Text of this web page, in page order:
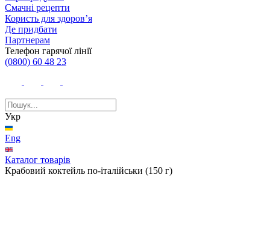
Смачні рецепти
Користь для здоров’я
Де придбати
Партнерам
Телефон гарячої лінії
(0800) 60 48 23
Укр
Eng
Каталог товарів
Крабовий коктейль по-італійськи (150 г)